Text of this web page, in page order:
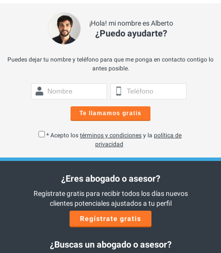
¡Hola! mi nombre es Alberto
¿Puedo ayudarte?
Puedes dejar tu nombre y teléfono para que me ponga en contacto contigo lo
antes posible.
Te llamamos gratis
* Acepto los términos y condiciones y la política de
privacidad
¿Eres abogado o asesor?
Regístrate gratis para recibir todos los días nuevos
clientes potenciales ajustados a tu perfil
Regístrate gratis
¿Buscas un abogado o asesor?